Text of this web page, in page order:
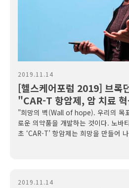
2019.11.14
[헬스케어포럼 2019] 브록
"CAR-T 항암제, 암 치료
"희망의 벽(Wall of hope). 우리의 목
로운 의약품을 개발하는 것이다. 노바
초 ‘CAR-T’ 항암제는 희망을 만들어
2019.11.14